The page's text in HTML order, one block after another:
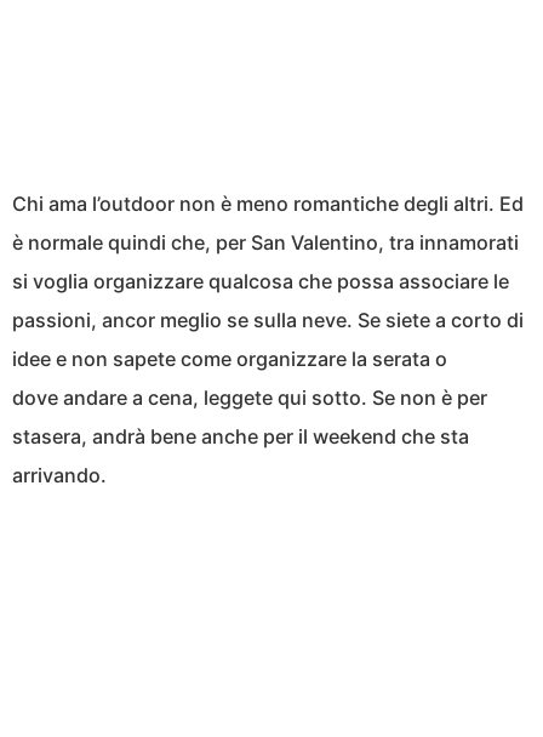
Chi ama l’outdoor non è meno romantiche degli altri. Ed
è normale quindi che, per San Valentino, tra innamorati
si voglia organizzare qualcosa che possa associare le
passioni, ancor meglio se sulla neve. Se siete a corto di
idee e non sapete come organizzare la serata o
dove andare a cena, leggete qui sotto. Se non è per
stasera, andrà bene anche per il weekend che sta
arrivando.